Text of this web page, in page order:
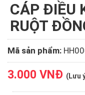
CÁP ĐIỀU
RUỘT
Mã sản phẩm:
3.000 VNĐ (Lưu